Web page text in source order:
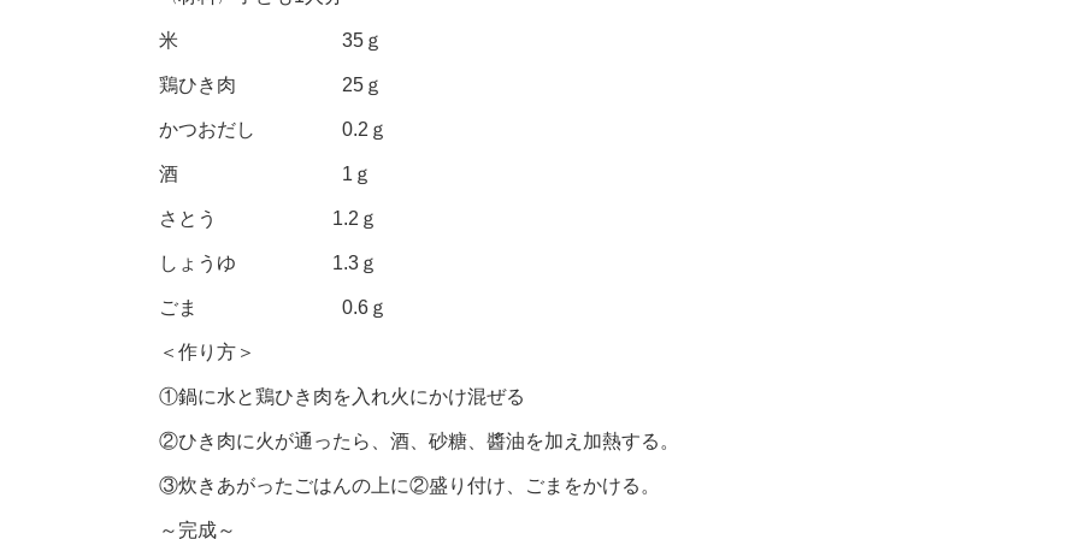
米 35ｇ
鶏ひき肉 25ｇ
かつおだし 0.2ｇ
酒 1ｇ
さとう 1.2ｇ
しょうゆ 1.3ｇ
ごま 0.6ｇ
＜作り方＞
①鍋に水と鶏ひき肉を入れ火にかけ混ぜる
②ひき肉に火が通ったら、酒、砂糖、醬油を加え加熱する。
③炊きあがったごはんの上に②盛り付け、ごまをかける。
～完成～